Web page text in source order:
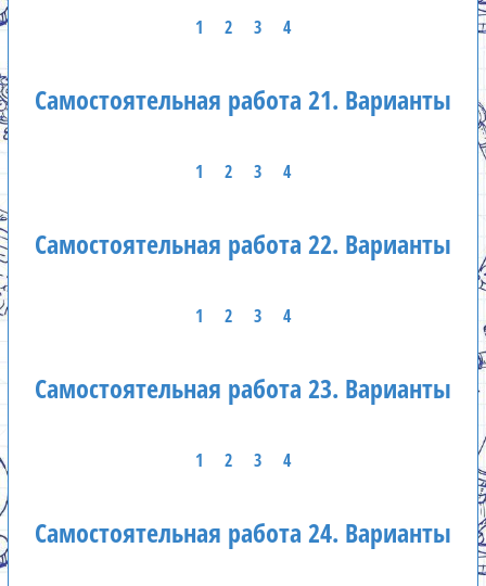
1 2 3 4
Самостоятельная работа 21. Варианты
1 2 3 4
Самостоятельная работа 22. Варианты
1 2 3 4
Самостоятельная работа 23. Варианты
1 2 3 4
Самостоятельная работа 24. Варианты